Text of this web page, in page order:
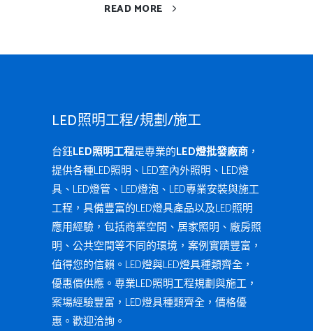
READ MORE
LED照明工程/規劃/施工
台鈺LED照明工程是專業的LED燈批發廠商 ，
提供各種LED照明、LED室內外照明、LED燈
具、LED燈管、LED燈泡、LED專業安裝與施工
工程，具備豐富的LED燈具產品以及LED照明
應用經驗，包括商業空間、居家照明、廠房照
明、公共空間等不同的環境，案例實蹟豐富，
值得您的信賴。LED燈與LED燈具種類齊全，
優惠價供應。專業LED照明工程規劃與施工，
案場經驗豐富，LED燈具種類齊全，價格優
惠。歡迎洽詢。